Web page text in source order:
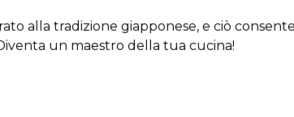
alla tradizione giapponese, e ciò
un maestro della tua cucina!